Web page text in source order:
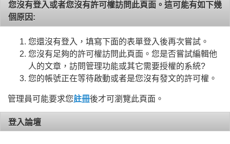
您沒有登入或者您沒有許可權訪問此頁面。這可能有如下幾
個原因:
您還沒有登入，填寫下面的表單登入後再次嘗試。
您沒有足夠的許可權訪問此頁面。您是否嘗試編輯他
人的文章，訪問管理功能或其它需要授權的系統?
您的帳號正在等待啟動或者是您沒有發文的許可權。
管理員可能要求您註冊後才可瀏覽此頁面。
登入論壇